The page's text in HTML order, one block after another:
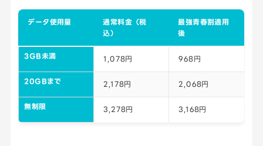
データ使用量
通常料金（税
込）
最強青春割適用
後
3GB未満 1,078円 968円
20GBまで 2,178円 2,068円
無制限 3,278円 3,168円